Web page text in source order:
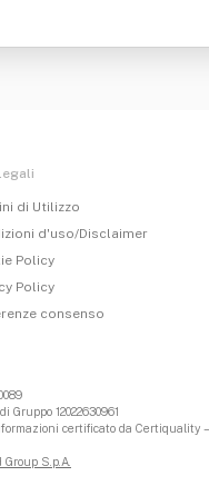
di Utilizzo
d'uso/Disclaimer
Policy
Policy
consenso
Gruppo 12022630961
certificato da Certiquality –
Group S.p.A.